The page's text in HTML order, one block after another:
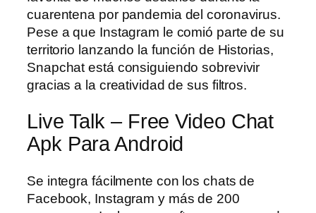
cuarentena por pandemia del coronavirus.
Pese a que Instagram le comió parte de su
territorio lanzando la función de Historias,
Snapchat está consiguiendo sobrevivir
gracias a la creatividad de sus filtros.
Live Talk – Free Video Chat
Apk Para Android
Se integra fácilmente con los chats de
Facebook, Instagram y más de 200